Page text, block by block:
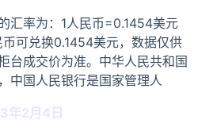
汇率为：1人民币=0.1454美元
可兑换0.1454美元，数据仅供
台成交价为准。中华人民共和国
中国人民银行是国家管理人
年2月4日